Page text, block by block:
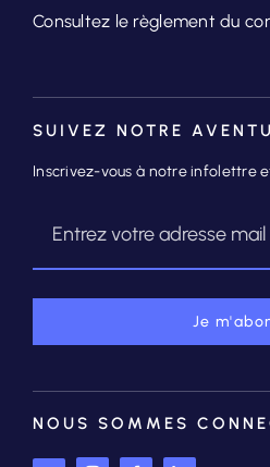
Consultez le règlement du
SUIVEZ NOTRE
Inscrivez-vous à notre infolettre
Je
NOUS SOMMES